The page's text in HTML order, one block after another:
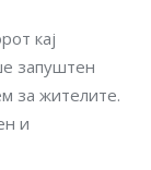
кај
запуштен
за жителите.
и